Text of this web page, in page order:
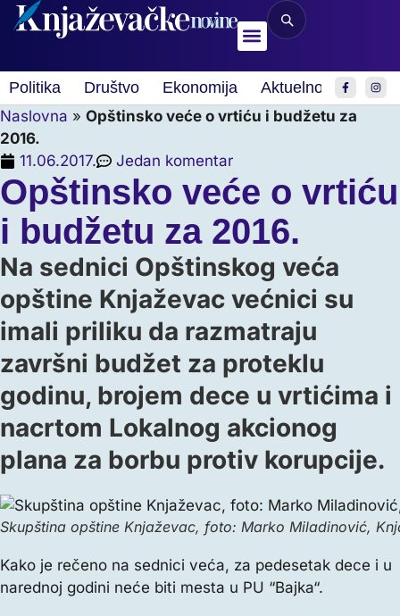
Politika Društvo Ekonomija Aktuelnosti
Sport
Naslovna » Opštinsko veće o vrtiću i budžetu za
2016.
11.06.2017.
Jedan komentar
Opštinsko veće o vrtiću
i budžetu za 2016.
Na sednici Opštinskog veća
opštine Knjaževac većnici su
imali priliku da razmatraju
završni budžet za proteklu
godinu, brojem dece u vrtićima i
nacrtom Lokalnog akcionog
plana za borbu protiv korupcije.
Skupština opštine Knjaževac, foto: Marko Miladinović,
Kako je rečeno na sednici veća, za pedesetak dece i u
narednoj godini neće biti mesta u PU “Bajka“.